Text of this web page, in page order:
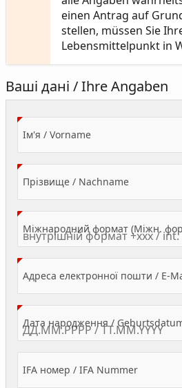
einen Antrag auf
stellen, müssen Sie
Lebensmittelpunkt in
Ваші дані / Ihre Angaben
Ім'я / Vorname(Value Required)
Прізвище / Nachname(Value
Адреса електронної пошти / E-
Дата народження /
IFA номер / IFA Nummer